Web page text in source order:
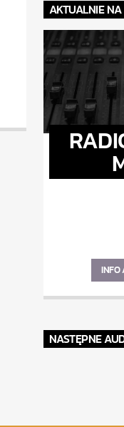
AKTUALNIE
INFO
NASTĘPNE